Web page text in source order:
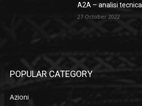
A2A – analisi tecnica
27 October 2022
POPULAR CATEGORY
Azioni